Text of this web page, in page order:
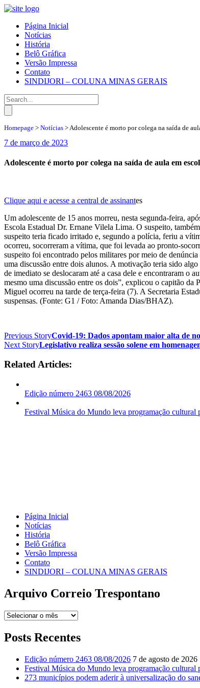
Página Inicial
Notícias
História
Belô Gráfica
Versão Impressa
Contato
SINDIJORI – COLUNA MINAS GERAIS
Homepage > Notícias >Adolescente é morto por colega na saída de
7 de março de 2023
Adolescente é morto por colega na saída de aula em
Clique aqui e acesse a central de assinantes
Um adolescente de 15 anos morreu, nesta segunda-feira,
Escola Estadual Dr. Ernane Vilela Lima. O suspeito,
suspeito teria ficado irritado e, segundo a polícia, feriu a
ocorreu, socorreram a vítima, que foi levada ao pronto-
suspeito foi encontrado pelos militares por meio de
uma discussão entre dois alunos. A motivação teria sido
de imediato se deslocaram até a casa dele e encontraram o
mesmo uma discussão entre os dois”, explicou o capitão
Miguel ocorreu na tarde de terça-feira (7). A Secretaria
suspensas. (Fonte: G1 / Foto: Amanda Dias/BHAZ).
Previous StoryCovid-19: Dados apontam maior alta de
Next StoryLegislativo realiza sessão solene em
Related Articles:
Edição número 2463 08/08/2026
Festival Música do Mundo leva programação cultural
Página Inicial
Notícias
História
Belô Gráfica
Versão Impressa
Contato
SINDIJORI – COLUNA MINAS GERAIS
Arquivo Correio Trespontano
Arquivo
Trespontano
Posts Recentes
Edição número 2463 08/08/2026 7 de agosto de 2026
Festival Música do Mundo leva programação cultural
273 municípios podem aderir à universalização do